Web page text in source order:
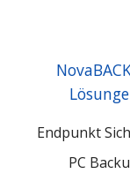
Endpunkt
PC